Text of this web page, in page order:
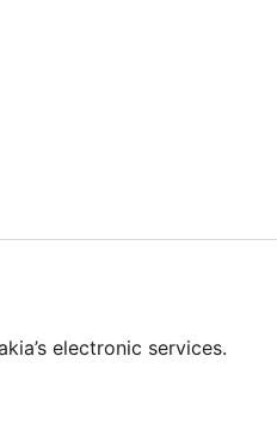
electronic services.